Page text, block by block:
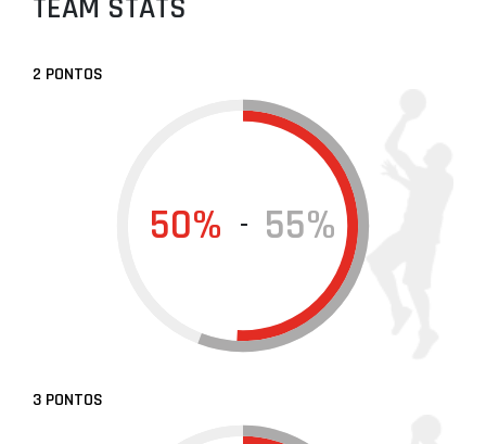
TEAM STATS
2 PONTOS
50% - 55%
3 PONTOS